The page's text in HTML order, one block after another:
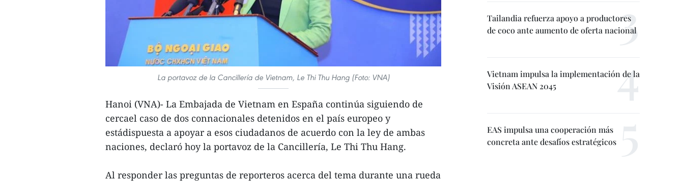
La portavoz de la Cancillería de Vietnam, Le Thi Thu Hang (Foto: VNA)
Hanoi (VNA)- La Embajada de Vietnam en España continúa siguiendo de
cercael caso de dos connacionales detenidos en el país europeo y
estádispuesta a apoyar a esos ciudadanos de acuerdo con la ley de ambas
naciones, declaró hoy la portavoz de la Cancillería, Le Thi Thu Hang.
Al responder las preguntas de reporteros acerca del tema durante una rueda
Tailandia refuerza apoyo a productores
de coco ante aumento de oferta nacional
Vietnam impulsa la implementación de la
Visión ASEAN 2045
EAS impulsa una cooperación más
concreta ante desafíos estratégicos